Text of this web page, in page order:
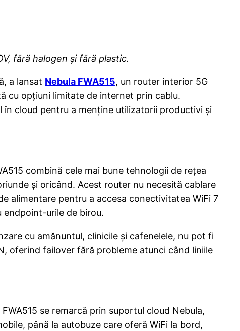
fără halogen și fără plastic.
a lansat Nebula FWA515, un router interior 5G
cu opțiuni limitate de internet prin cablu.
în cloud pentru a menține utilizatorii productivi și
combină cele mai bune tehnologii de rețea
și oricând. Acest router nu necesită cablare
alimentare pentru a accesa conectivitatea WiFi 7
endpoint-urile de birou.
cu amănuntul, clinicile și cafenelele, nu pot fi
oferind failover fără probleme atunci când liniile
se remarcă prin suportul cloud Nebula,
până la autobuze care oferă WiFi la bord,